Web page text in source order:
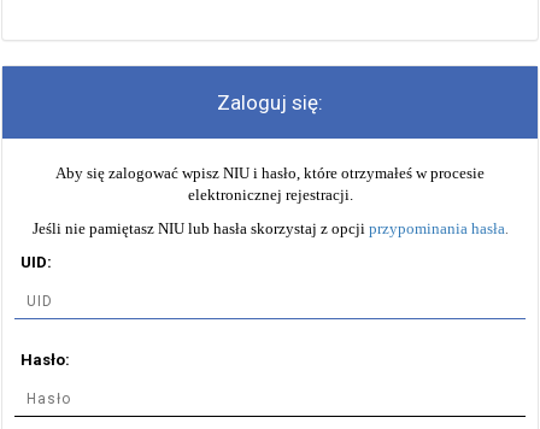
Zaloguj się:
Aby się zalogować wpisz NIU i hasło, które otrzymałeś w procesie
elektronicznej rejestracji.
Jeśli nie pamiętasz NIU lub hasła skorzystaj z opcji przypominania hasła.
UID:
Hasło: